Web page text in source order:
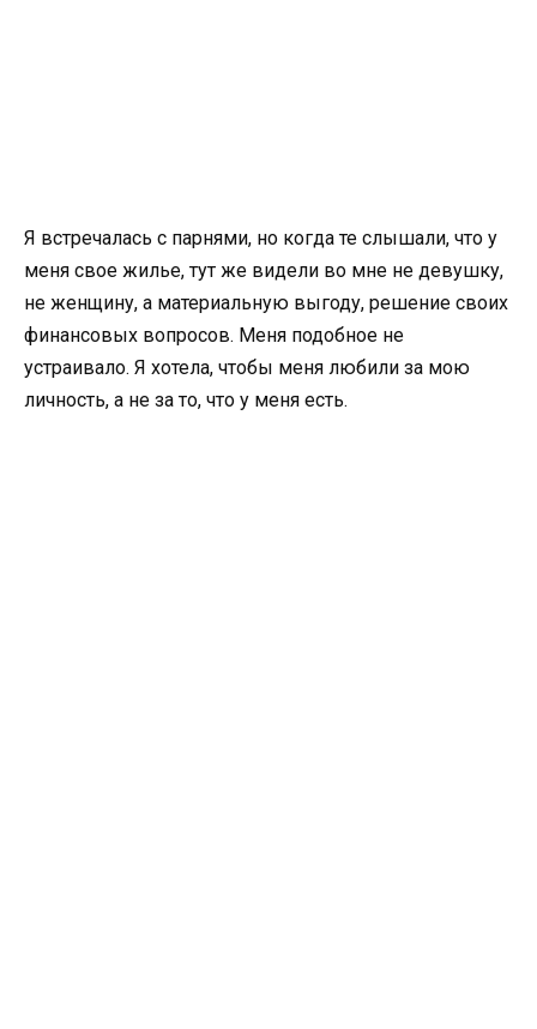
Я встречалась с парнями, но когда те слышали, что у
меня свое жилье, тут же видели во мне не девушку,
не женщину, а материальную выгоду, решение своих
финансовых вопросов. Меня подобное не
устраивало. Я хотела, чтобы меня любили за мою
личность, а не за то, что у меня есть.